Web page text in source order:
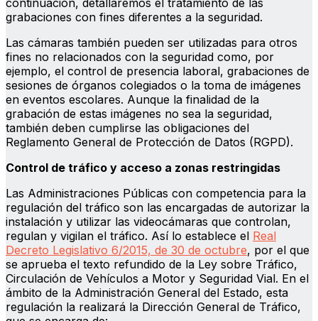
continuación, detallaremos el tratamiento de las
grabaciones con fines diferentes a la seguridad.
Las cámaras también pueden ser utilizadas para otros
fines no relacionados con la seguridad como, por
ejemplo, el control de presencia laboral, grabaciones de
sesiones de órganos colegiados o la toma de imágenes
en eventos escolares. Aunque la finalidad de la
grabación de estas imágenes no sea la seguridad,
también deben cumplirse las obligaciones del
Reglamento General de Protección de Datos (RGPD).
Control de tráfico y acceso a zonas restringidas
Las Administraciones Públicas con competencia para la
regulación del tráfico son las encargadas de autorizar la
instalación y utilizar las videocámaras que controlan,
regulan y vigilan el tráfico. Así lo establece el Real
Decreto Legislativo 6/2015, de 30 de octubre, por el que
se aprueba el texto refundido de la Ley sobre Tráfico,
Circulación de Vehículos a Motor y Seguridad Vial. En el
ámbito de la Administración General del Estado, esta
regulación la realizará la Dirección General de Tráfico,